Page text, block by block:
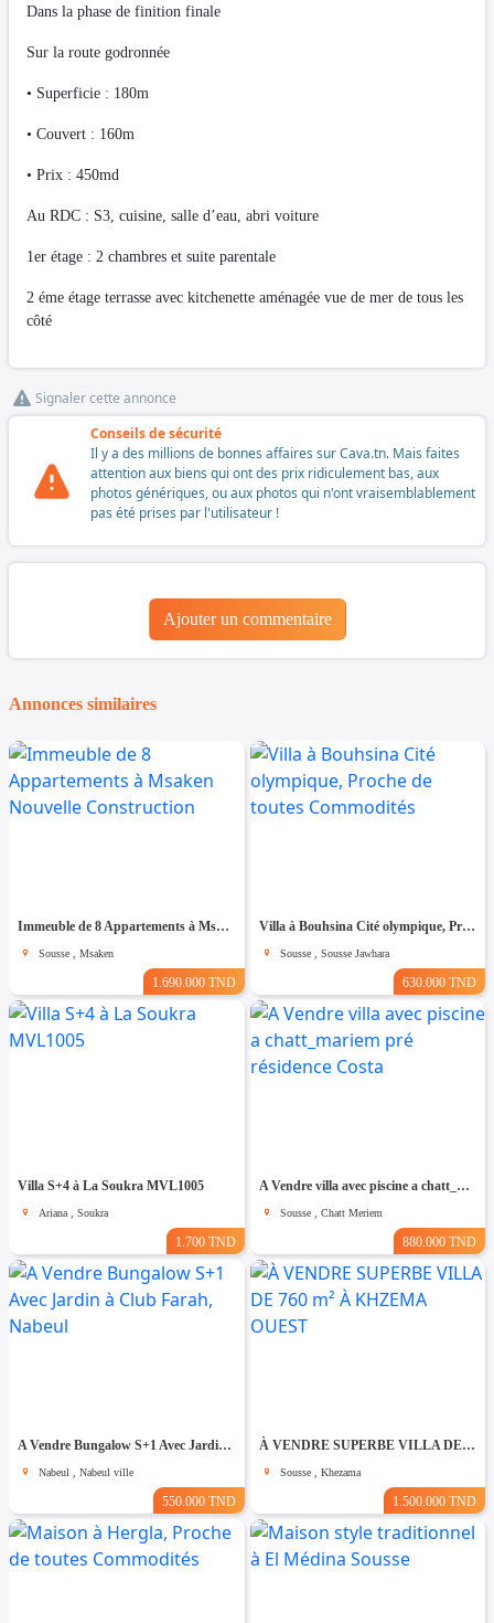
Dans la phase de finition finale
Sur la route godronnée
• Superficie : 180m
• Couvert : 160m
• Prix : 450md
Au RDC : S3, cuisine, salle d’eau, abri voiture
1er étage : 2 chambres et suite parentale
2 éme étage terrasse avec kitchenette aménagée vue de mer de tous les
côté
Signaler cette annonce
Conseils de sécurité
Il y a des millions de bonnes affaires sur Cava.tn. Mais faites
attention aux biens qui ont des prix ridiculement bas, aux
photos génériques, ou aux photos qui n'ont vraisemblablement
pas été prises par l'utilisateur !
Ajouter un commentaire
Annonces similaires
Immeuble de 8 Appartements à Msaken Nouvelle Construction
Sousse , Msaken
1.690.000 TND
Villa à Bouhsina Cité olympique, Proche de toutes Commodités
Sousse , Sousse Jawhara
630.000 TND
Villa S+4 à La Soukra MVL1005
Ariana , Soukra
1.700 TND
A Vendre villa avec piscine a chatt_mariem pré résidence Costa
Sousse , Chatt Meriem
880.000 TND
A Vendre Bungalow S+1 Avec Jardin à Club Farah, Nabeul
Nabeul , Nabeul ville
550.000 TND
À VENDRE SUPERBE VILLA DE 760 m² À KHZEMA OUEST
Sousse , Khezama
1.500.000 TND